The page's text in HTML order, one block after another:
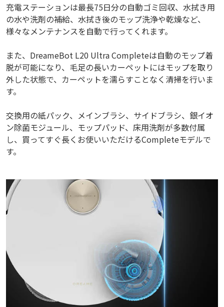
充電ステーションは最長75日分の自動ゴミ回収、水拭き用
の水や洗剤の補給、水拭き後のモップ洗浄や乾燥など、
様々なメンテナンスを自動で行ってくれます。
また、DreameBot L20 Ultra Completeは自動のモップ着
脱が可能になり、毛足の長いカーペットにはモップを取り
外した状態で、カーペットを濡らすことなく清掃を行いま
す。
交換用の紙パック、メインブラシ、サイドブラシ、銀イオ
ン除菌モジュール、モップパッド、床用洗剤が多数付属
し、買ってすぐ長くお使いいただけるCompleteモデルで
す。